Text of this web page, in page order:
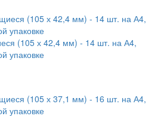
(105 х 42,4 мм) - 14 шт. на А4,
упаковке